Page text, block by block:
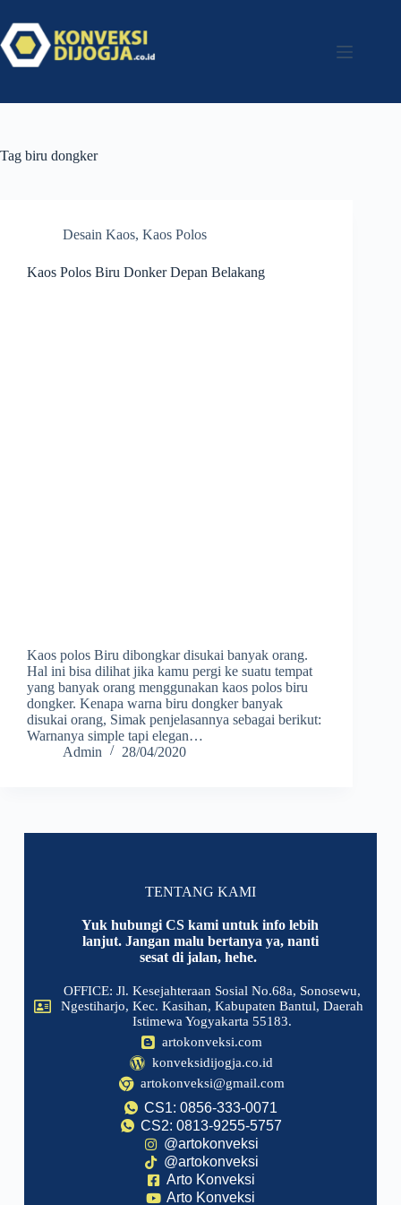
Tag biru dongker
Desain Kaos, Kaos Polos
Kaos Polos Biru Donker Depan Belakang
Kaos polos Biru dibongkar disukai banyak orang.
Hal ini bisa dilihat jika kamu pergi ke suatu tempat
yang banyak orang menggunakan kaos polos biru
dongker. Kenapa warna biru dongker banyak
disukai orang, Simak penjelasannya sebagai berikut:
Warnanya simple tapi elegan…
Admin
28/04/2020
TENTANG KAMI
Yuk hubungi CS kami untuk info lebih
lanjut. Jangan malu bertanya ya, nanti
sesat di jalan, hehe.
OFFICE: Jl. Kesejahteraan Sosial No.68a, Sonosewu,
Ngestiharjo, Kec. Kasihan, Kabupaten Bantul, Daerah
Istimewa Yogyakarta 55183.
artokonveksi.com
konveksidijogja.co.id
artokonveksi@gmail.com
CS1: 0856-333-0071
CS2: 0813-9255-5757
@artokonveksi
@artokonveksi
Arto Konveksi
Arto Konveksi